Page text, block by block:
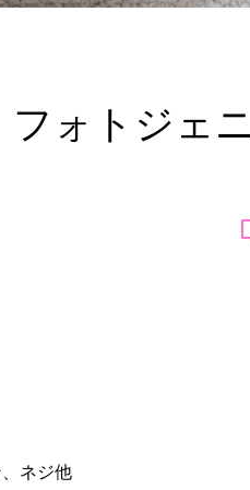
フォトジェ
ネジ他